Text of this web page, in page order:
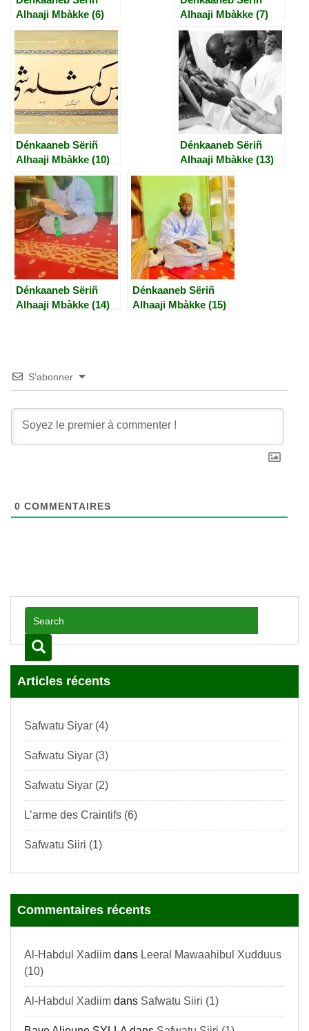
Alhaaji Mbàkke (6)
Alhaaji Mbàkke (7)
Dénkaaneb Sëriñ
Alhaaji Mbàkke (10)
Dénkaaneb Sëriñ
Alhaaji Mbàkke (13)
Dénkaaneb Sëriñ
Alhaaji Mbàkke (14)
Dénkaaneb Sëriñ
Alhaaji Mbàkke (15)
S’abonner
0 COMMENTAIRES
Articles récents
Safwatu Siyar (4)
Safwatu Siyar (3)
Safwatu Siyar (2)
L’arme des Craintifs (6)
Safwatu Siiri (1)
Commentaires récents
Al-Habdul Xadiimdans Leeral Mawaahibul Xudduus
(10)
Al-Habdul Xadiimdans Safwatu Siiri (1)